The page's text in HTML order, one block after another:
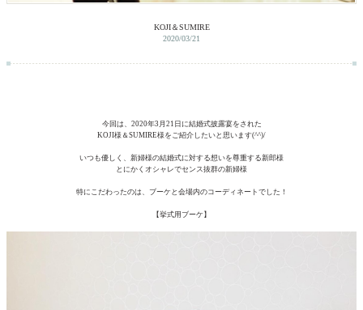
KOJI＆SUMIRE
2020/03/21
今回は、2020年3月21日に結婚式披露宴をされた
KOJI様＆SUMIRE様をご紹介したいと思います(^^)/
いつも優しく、新婦様の結婚式に対する想いを尊重する新郎様
とにかくオシャレでセンス抜群の新婦様
特にこだわったのは、ブーケと会場内のコーディネートでした！
【挙式用ブーケ】